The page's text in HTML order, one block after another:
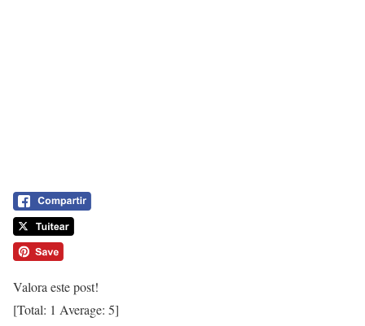
Valora este post!
[Total: 1 Average: 5]